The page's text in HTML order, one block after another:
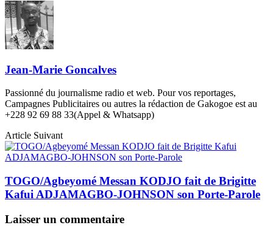
Jean-Marie Goncalves
Passionné du journalisme radio et web. Pour vos reportages,
Campagnes Publicitaires ou autres la rédaction de Gakogoe est au
+228 92 69 88 33(Appel & Whatsapp)
Article Suivant
TOGO/Agbeyomé Messan KODJO fait de Brigitte
Kafui ADJAMAGBO-JOHNSON son Porte-Parole
Laisser un commentaire